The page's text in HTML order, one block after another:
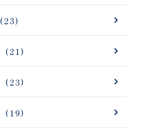
(23)
(21)
(23)
(19)